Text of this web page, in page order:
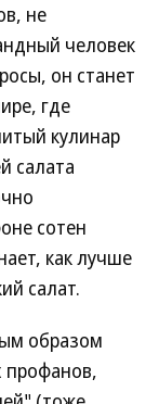
не
человек
он станет
где
кулинар
салата
сотен
как лучше
салат.
образом
профанов,